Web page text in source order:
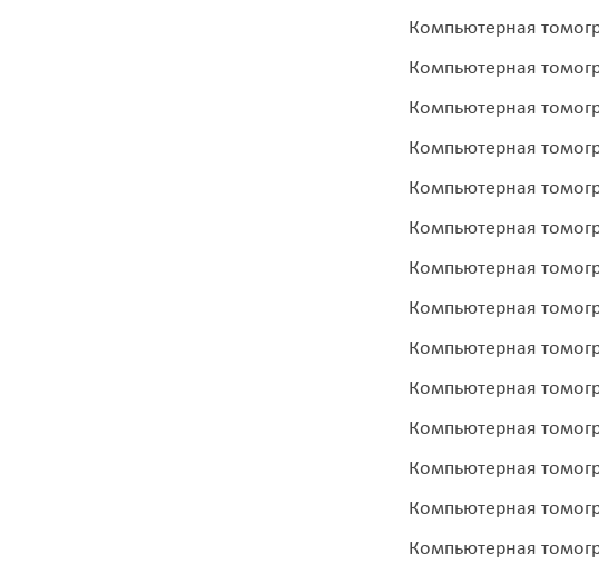
Компьютерная
Компьютерная
Компьютерная
Компьютерная
Компьютерная
Компьютерная
Компьютерная
Компьютерная
Компьютерная
Компьютерная
Компьютерная
Компьютерная
Компьютерная
Компьютерная